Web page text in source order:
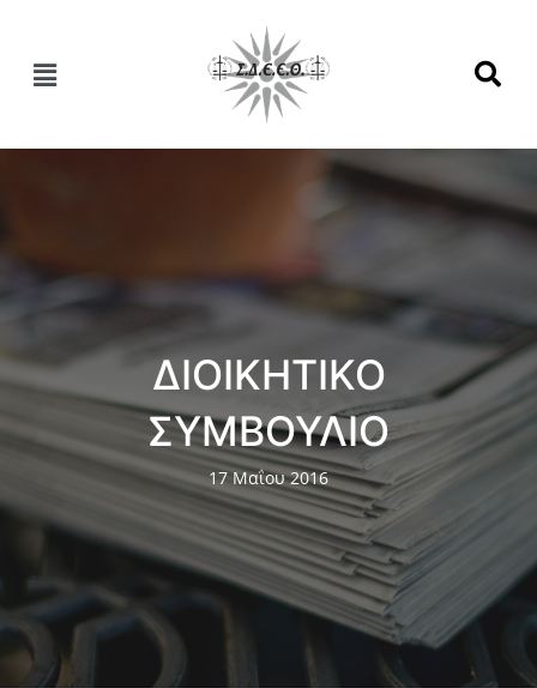
ΔΙΟΙΚΗΤΙΚΟ
ΣΥΜΒΟΥΛΙΟ
17 Μαΐου 2016